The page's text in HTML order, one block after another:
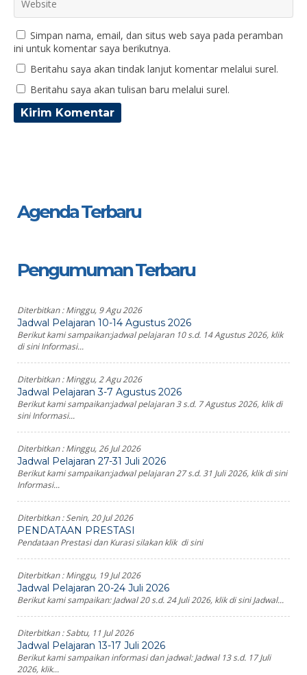
Simpan nama, email, dan situs web saya pada peramban
ini untuk komentar saya berikutnya.
Beritahu saya akan tindak lanjut komentar melalui surel.
Beritahu saya akan tulisan baru melalui surel.
Agenda Terbaru
Pengumuman Terbaru
Diterbitkan :Minggu, 9 Agu 2026
Jadwal Pelajaran 10-14 Agustus 2026
Berikut kami sampaikan:jadwal pelajaran 10 s.d. 14 Agustus 2026, klik
di sini Informasi...
Diterbitkan :Minggu, 2 Agu 2026
Jadwal Pelajaran 3-7 Agustus 2026
Berikut kami sampaikan:jadwal pelajaran 3 s.d. 7 Agustus 2026, klik di
sini Informasi...
Diterbitkan :Minggu, 26 Jul 2026
Jadwal Pelajaran 27-31 Juli 2026
Berikut kami sampaikan:jadwal pelajaran 27 s.d. 31 Juli 2026, klik di sini
Informasi...
Diterbitkan :Senin, 20 Jul 2026
PENDATAAN PRESTASI
Pendataan Prestasi dan Kurasi silakan klik di sini
Diterbitkan :Minggu, 19 Jul 2026
Jadwal Pelajaran 20-24 Juli 2026
Berikut kami sampaikan: Jadwal 20 s.d. 24 Juli 2026, klik di sini Jadwal...
Diterbitkan :Sabtu, 11 Jul 2026
Jadwal Pelajaran 13-17 Juli 2026
Berikut kami sampaikan informasi dan jadwal: Jadwal 13 s.d. 17 Juli
2026, klik...